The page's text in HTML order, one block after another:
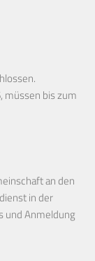
müssen bis zum
an den
in der
und Anmeldung